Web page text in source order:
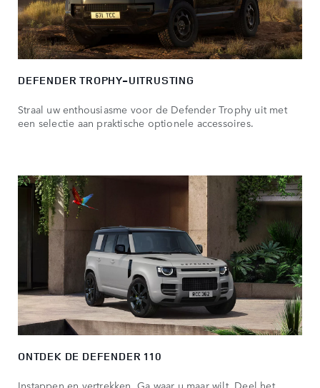
DEFENDER TROPHY-UITRUSTING
Straal uw enthousiasme voor de Defender Trophy uit met
een selectie aan praktische optionele accessoires.
ONTDEK DE DEFENDER 110